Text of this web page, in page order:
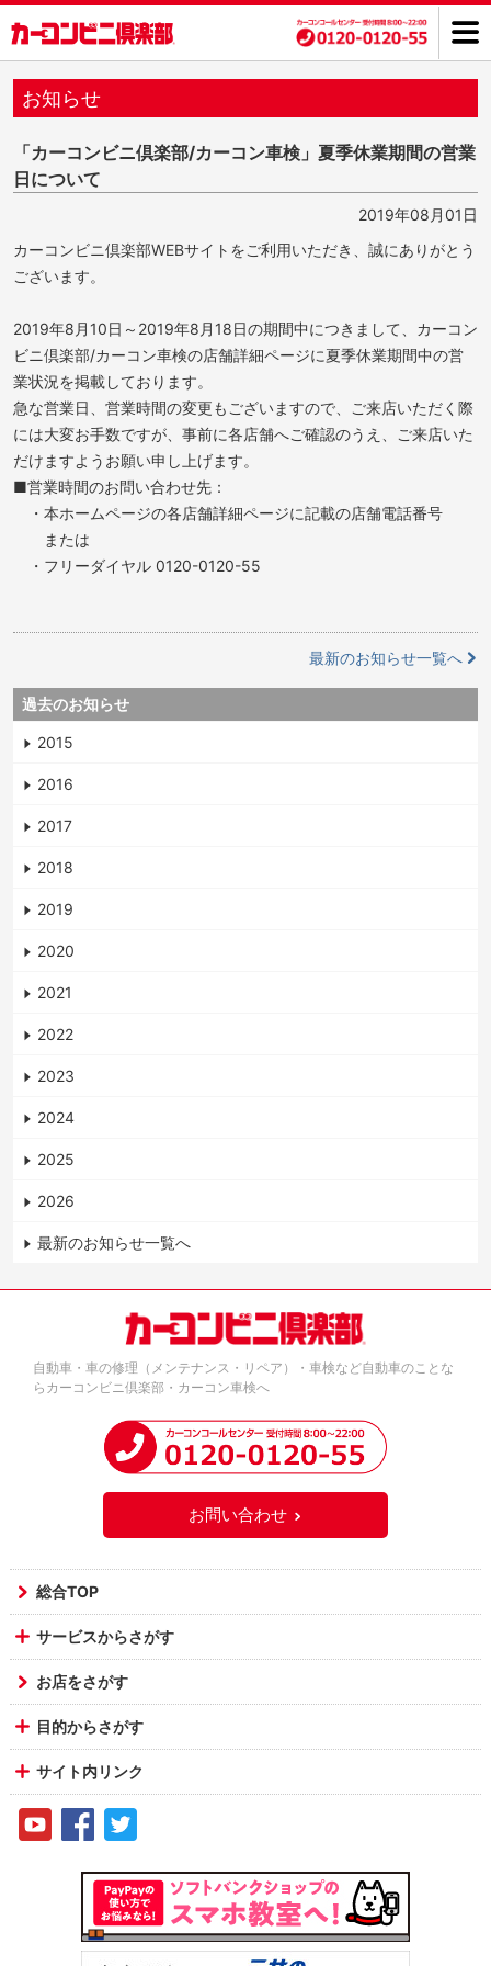
お知らせ
「カーコンビニ倶楽部/カーコン車検」夏季休業期間の営業
日について
2019年08月01日
カーコンビニ倶楽部WEBサイトをご利用いただき、誠にありがとう
ございます。
2019年8月10日～2019年8月18日の期間中につきまして、カーコン
ビニ倶楽部/カーコン車検の店舗詳細ページに夏季休業期間中の営
業状況を掲載しております。
急な営業日、営業時間の変更もございますので、ご来店いただく際
には大変お手数ですが、事前に各店舗へご確認のうえ、ご来店いた
だけますようお願い申し上げます。
■営業時間のお問い合わせ先：
・本ホームページの各店舗詳細ページに記載の店舗電話番号
または
・フリーダイヤル 0120-0120-55
最新のお知らせ一覧へ
過去のお知らせ
2015
2016
2017
2018
2019
2020
2021
2022
2023
2024
2025
2026
最新のお知らせ一覧へ
自動車・車の修理（メンテナンス・リペア）・車検など自動車のことな
らカーコンビニ倶楽部・カーコン車検へ
お問い合わせ
総合TOP
サービスからさがす
お店をさがす
目的からさがす
サイト内リンク